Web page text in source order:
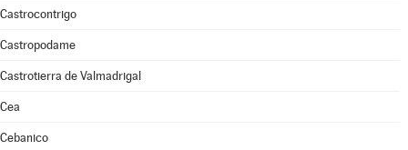
Castrocontrigo
Castropodame
Castrotierra de Valmadrigal
Cea
Cebanico